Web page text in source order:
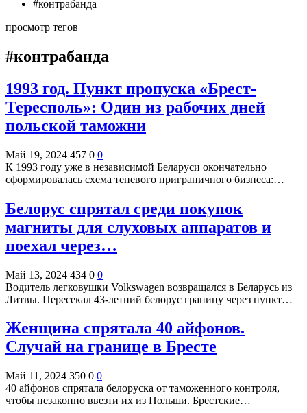
#контрабанда
просмотр тегов
#контрабанда
1993 год. Пункт пропуска «Брест-
Тересполь»: Один из рабочих дней
польской таможни
Май 19, 2024 457 0 0
К 1993 году уже в независимой Беларуси окончательно
сформировалась схема теневого приграничного бизнеса:…
Белорус спрятал среди покупок
магниты для слуховых аппаратов и
поехал через…
Май 13, 2024 434 0 0
Водитель легковушки Volkswagen возвращался в Беларусь из
Литвы. Пересекал 43-летний белорус границу через пункт…
Женщина спрятала 40 айфонов.
Случай на границе в Бресте
Май 11, 2024 350 0 0
40 айфонов спрятала белоруска от таможенного контроля,
чтобы незаконно ввезти их из Польши. Брестские…